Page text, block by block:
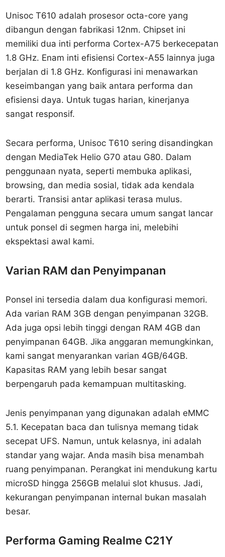
Unisoc T610 adalah prosesor octa-core yang
dibangun dengan fabrikasi 12nm. Chipset ini
memiliki dua inti performa Cortex-A75 berkecepatan
1.8 GHz. Enam inti efisiensi Cortex-A55 lainnya juga
berjalan di 1.8 GHz. Konfigurasi ini menawarkan
keseimbangan yang baik antara performa dan
efisiensi daya. Untuk tugas harian, kinerjanya
sangat responsif.
Secara performa, Unisoc T610 sering disandingkan
dengan MediaTek Helio G70 atau G80. Dalam
penggunaan nyata, seperti membuka aplikasi,
browsing, dan media sosial, tidak ada kendala
berarti. Transisi antar aplikasi terasa mulus.
Pengalaman pengguna secara umum sangat lancar
untuk ponsel di segmen harga ini, melebihi
ekspektasi awal kami.
Varian RAM dan Penyimpanan
Ponsel ini tersedia dalam dua konfigurasi memori.
Ada varian RAM 3GB dengan penyimpanan 32GB.
Ada juga opsi lebih tinggi dengan RAM 4GB dan
penyimpanan 64GB. Jika anggaran memungkinkan,
kami sangat menyarankan varian 4GB/64GB.
Kapasitas RAM yang lebih besar sangat
berpengaruh pada kemampuan multitasking.
Jenis penyimpanan yang digunakan adalah eMMC
5.1. Kecepatan baca dan tulisnya memang tidak
secepat UFS. Namun, untuk kelasnya, ini adalah
standar yang wajar. Anda masih bisa menambah
ruang penyimpanan. Perangkat ini mendukung kartu
microSD hingga 256GB melalui slot khusus. Jadi,
kekurangan penyimpanan internal bukan masalah
besar.
Performa Gaming Realme C21Y